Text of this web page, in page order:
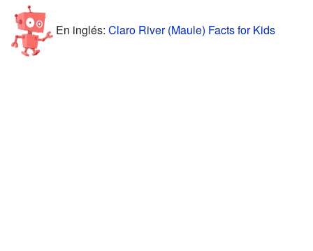
En inglés: Claro River (Maule) Facts for Kids